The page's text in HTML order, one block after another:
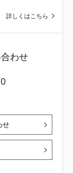
詳しくはこちら
わせ
せ